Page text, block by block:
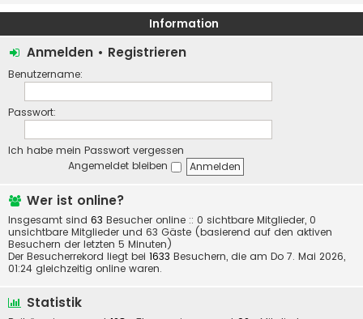
Information
Anmelden • Registrieren
Benutzername:
Passwort:
Ich habe mein Passwort vergessen
Angemeldet bleiben
Wer ist online?
Insgesamt sind 63 Besucher online :: 0 sichtbare Mitglieder, 0
unsichtbare Mitglieder und 63 Gäste (basierend auf den aktiven
Besuchern der letzten 5 Minuten)
Der Besucherrekord liegt bei 1633 Besuchern, die am Do 7. Mai 2026,
01:24 gleichzeitig online waren.
Statistik